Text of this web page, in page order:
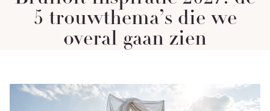
5 trouwthema’s die we
overal gaan zien